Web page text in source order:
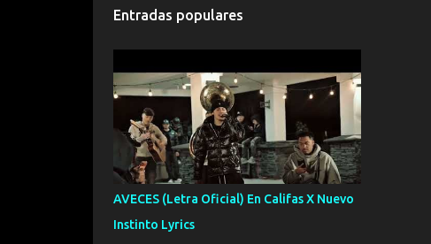
Entradas populares
AVECES (Letra Oficial) En Califas X Nuevo
Instinto Lyrics